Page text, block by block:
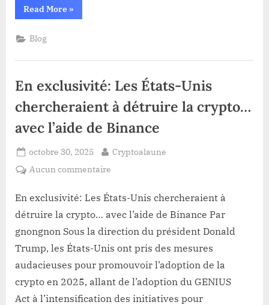
altcoin
Read More“Un
trader
millions
avec
MELANIA
TRUMP
d’acheter
cet
»
Blog
En exclusivité: Les États-Unis
chercheraient à détruire la crypto…
avec l’aide de Binance
Posted
on
octobre 30, 2025 By
Cryptoalaune
Aucun commentaire
exclusivité:
Unis
chercheraient
à
détruire
la
En exclusivité: Les États-Unis chercheraient à
détruire la crypto… avec l’aide de Binance Par
gnongnon Sous la direction du président Donald
Trump, les États-Unis ont pris des mesures
audacieuses pour promouvoir l’adoption de la
crypto en 2025, allant de l’adoption du GENIUS
Act à l’intensification des initiatives pour